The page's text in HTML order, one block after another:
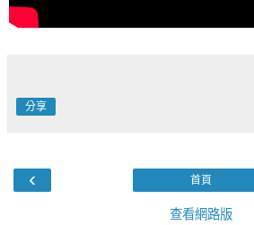
分享
‹ 首頁
查看網路版